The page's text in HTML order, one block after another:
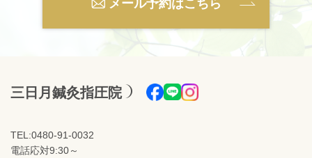
メール予約はこちら
三日月鍼灸指圧院
TEL:0480-91-0032
電話応対9:30～